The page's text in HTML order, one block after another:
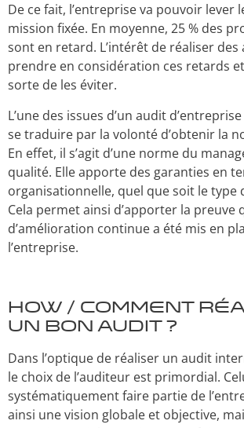
De ce fait, l’entreprise va pouvoir lever
mission fixée. En moyenne, 25 % des
sont en retard. L’intérêt de réaliser des
prendre en considération ces retards
sorte de les éviter.
L’une des issues d’un audit
se traduire par la volonté d’obtenir la
En effet, il s’agit d’une norme du
qualité. Elle apporte des garanties en
organisationnelle, quel que soit le type
Cela permet ainsi d’apporter la preuve
d’amélioration continue a été mis en
l’entreprise.
HOW / COMMENT
un bon audit ?
Dans l’optique de réaliser un audit
le choix de l’auditeur est primordial.
systématiquement faire partie de
ainsi une vision globale et objective,